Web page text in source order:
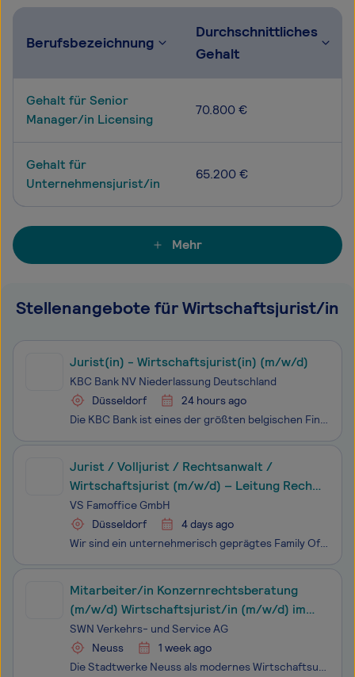
Berufsbezeichnung
Durchschnittliches
Gehalt
Gehalt für Senior
Manager/in Licensing
70.800 €
Gehalt für
Unternehmensjurist/in
65.200 €
Mehr
Stellenangebote für Wirtschaftsjurist/in
Jurist(in) - Wirtschaftsjurist(in) (m/w/d)
KBC Bank NV Niederlassung Deutschland
Düsseldorf
24 hours ago
Die KBC Bank ist eines der größten belgischen Finanzinstitute und ein bedeutender europäischer Akteur mit führenden Marktanteilen in unseren Heimatmärkten. Die Gruppe besteht aus mehr als 40.000 Mitarbeitenden in verschiedenen Ländern, die eng zusammenarbeiten und eine gemeinsame Kultur teilen. In D
Jurist / Volljurist / Rechtsanwalt /
Wirtschaftsjurist (m/w/d) – Leitung Recht
im Family Office
VS Famoffice GmbH
Düsseldorf
4 days ago
Wir sind ein unternehmerisch geprägtes Family Office mit Sitz in Österreich und Düsseldorf. Unser Portfolio umfasst mehrere operative Beteiligungen unterschiedlicher Größe sowie einen größeren eigenen Immobilienbestand. Beides wächst – durch Zukäufe ebenso wie durch die Entwicklung der bestehenden B
Mitarbeiter/in Konzernrechtsberatung
(m/w/d) Wirtschaftsjurist/in (m/w/d) im
Stadtwerke-Konzern
SWN Verkehrs- und Service AG
Neuss
1 week ago
Die Stadtwerke Neuss als modernes Wirtschaftsunternehmen versorgen Bevölkerung und Wirtschaft der Stadt Neuss mit Energie und Wasser, erbringen Verkehrsleistungen im öffentlichen Personennahverkehr und bieten attraktive Freizeitmöglichkeiten in den Neusser Bädern, der Eissporthalle und der Saunaland